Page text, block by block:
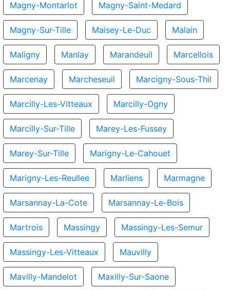
Magny-Montarlot Magny-Saint-Medard
Magny-Sur-Tille Maisey-Le-Duc Malain
Maligny Manlay Marandeuil Marcellois
Marcenay Marcheseuil Marcigny-Sous-Thil
Marcilly-Les-Vitteaux Marcilly-Ogny
Marcilly-Sur-Tille Marey-Les-Fussey
Marey-Sur-Tille Marigny-Le-Cahouet
Marigny-Les-Reullee Marliens Marmagne
Marsannay-La-Cote Marsannay-Le-Bois
Martrois Massingy Massingy-Les-Semur
Massingy-Les-Vitteaux Mauvilly
Mavilly-Mandelot Maxilly-Sur-Saone